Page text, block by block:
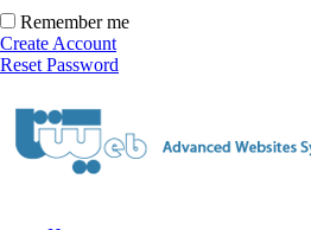
Remember me
Create Account
Reset Password